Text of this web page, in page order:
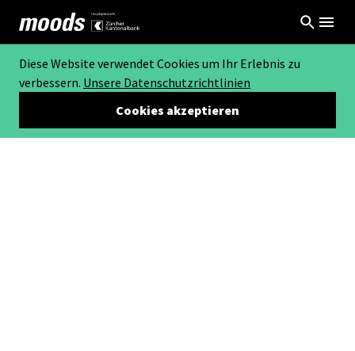
Diese Website verwendet Cookies um Ihr Erlebnis zu
verbessern. Unsere Datenschutzrichtlinien
Cookies akzeptieren